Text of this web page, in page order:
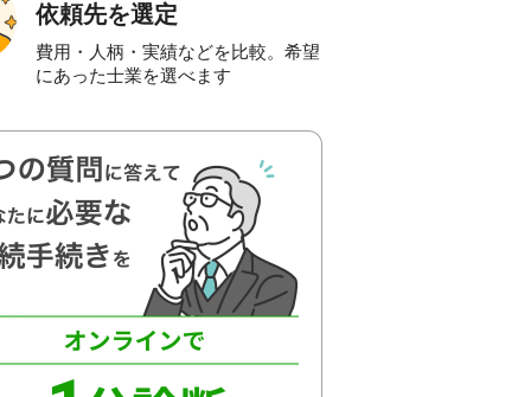
依頼先を選定
費用・人柄・実績などを比較。希望
にあった士業を選べます